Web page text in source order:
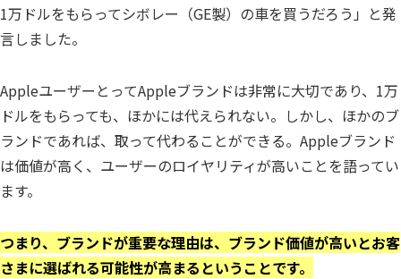
1万ドルをもらってシボレー（GE製）の車を買うだろう」と発
言しました。
AppleユーザーとってAppleブランドは非常に大切であり、1万
ドルをもらっても、ほかには代えられない。しかし、ほかのブ
ランドであれば、取って代わることができる。Appleブランド
は価値が高く、ユーザーのロイヤリティが高いことを語ってい
ます。
つまり、ブランドが重要な理由は、ブランド価値が高いとお客
さまに選ばれる可能性が高まるということです。